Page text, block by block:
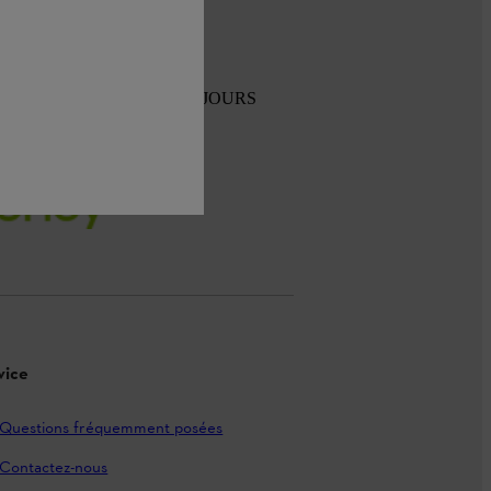
GRATUIT SOUS 30 JOURS
Questions fréquemment posées
Contactez-nous